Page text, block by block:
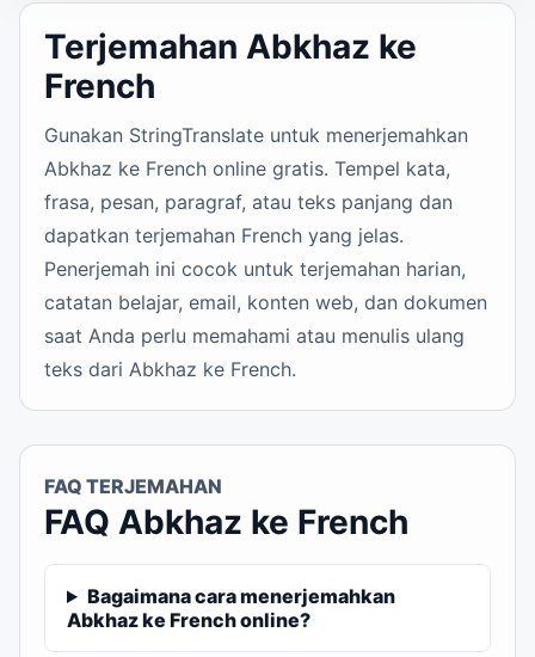
Terjemahan Abkhaz ke
French
Gunakan StringTranslate untuk menerjemahkan
Abkhaz ke French online gratis. Tempel kata,
frasa, pesan, paragraf, atau teks panjang dan
dapatkan terjemahan French yang jelas.
Penerjemah ini cocok untuk terjemahan harian,
catatan belajar, email, konten web, dan dokumen
saat Anda perlu memahami atau menulis ulang
teks dari Abkhaz ke French.
FAQ TERJEMAHAN
FAQ Abkhaz ke French
Bagaimana cara menerjemahkan
Abkhaz ke French online?